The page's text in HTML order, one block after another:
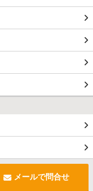
メールで問合せ